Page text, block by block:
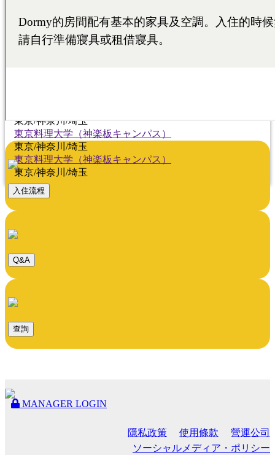
東京/神奈川/埼玉
東京料理大学（神楽板キャンパス）
東京/神奈川/埼玉
東京/神奈川/埼玉
東京料理大学（神楽板キャンパス）
東京/神奈川/埼玉
東京料理大学（神楽板キャンパス）
東京/神奈川/埼玉
入住流程
Q&A
查詢
MANAGER LOGIN
隱私政策 使用條款
營運公司
ソーシャルメディア・ポリシー